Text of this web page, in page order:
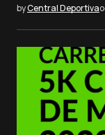
byCentral Deportiva